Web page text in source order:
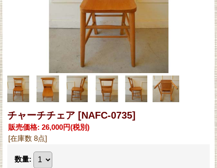
チャーチチェア [NAFC-0735]
販売価格: 26,000円(税別)
[在庫数 8点]
数量: